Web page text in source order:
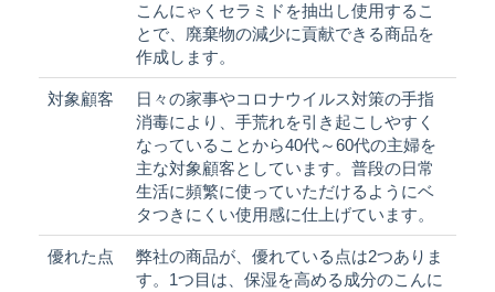
こんにゃくセラミドを抽出し使用するこ
とで、廃棄物の減少に貢献できる商品を
作成します。
対象顧客
日々の家事やコロナウイルス対策の手指
消毒により、手荒れを引き起こしやすく
なっていることから40代～60代の主婦を
主な対象顧客としています。普段の日常
生活に頻繁に使っていただけるようにベ
タつきにくい使用感に仕上げています。
優れた点
弊社の商品が、優れている点は2つありま
す。1つ目は、保湿を高める成分のこんに